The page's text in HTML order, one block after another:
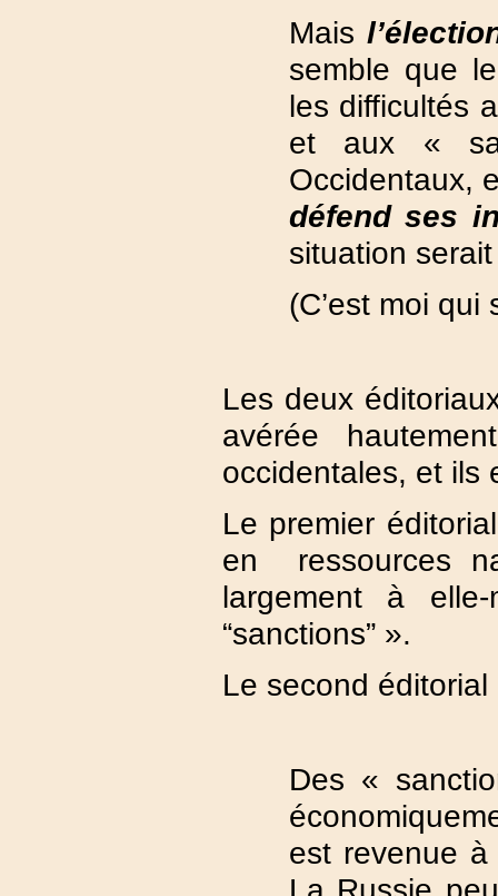
Mais
semble que
les difficultés
et aux «
Occidentaux,
défend ses
situation
(C’est moi qui
Les deux
avérée
occidentales, et ils
Le premier
en ressources
largement à
“sanctions” ».
Le second
Des «
est revenue